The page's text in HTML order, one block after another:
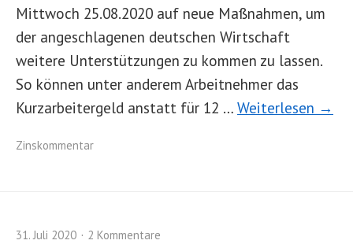
Mittwoch 25.08.2020 auf neue Maßnahmen, um
der angeschlagenen deutschen Wirtschaft
weitere Unterstützungen zu kommen zu lassen.
So können unter anderem Arbeitnehmer das
Kurzarbeitergeld anstatt für 12 … Weiterlesen →
Zinskommentar
31. Juli 2020 2 Kommentare